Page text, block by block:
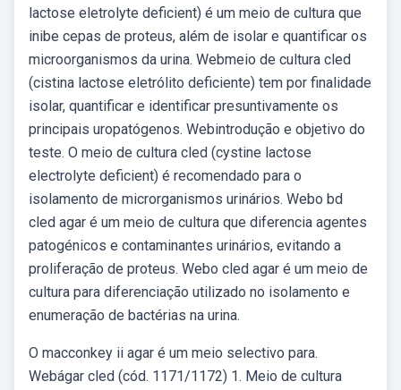
lactose eletrolyte deficient) é um meio de cultura que
inibe cepas de proteus, além de isolar e quantificar os
microorganismos da urina. Webmeio de cultura cled
(cistina lactose eletrólito deficiente) tem por finalidade
isolar, quantificar e identificar presuntivamente os
principais uropatógenos. Webintrodução e objetivo do
teste. O meio de cultura cled (cystine lactose
electrolyte deficient) é recomendado para o
isolamento de microrganismos urinários. Webo bd
cled agar é um meio de cultura que diferencia agentes
patogénicos e contaminantes urinários, evitando a
proliferação de proteus. Webo cled agar é um meio de
cultura para diferenciação utilizado no isolamento e
enumeração de bactérias na urina.
O macconkey ii agar é um meio selectivo para.
Webágar cled (cód. 1171/1172) 1. Meio de cultura